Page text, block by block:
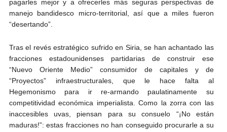
pagarles mejor y a ofrecerles más seguras perspectivas de
manejo bandidesco micro-territorial, así que a miles fueron
“desertando”.
Tras el revés estratégico sufrido en Siria, se han achantado las
fracciones estadounidenses partidarias de construir ese
“Nuevo Oriente Medio” consumidor de capitales y de
“Proyectos” infraestructurales, que le hace falta al
Hegemonismo para ir re-armando paulatinamente su
competitividad económica imperialista. Como la zorra con las
inaccesibles uvas, piensan para su consuelo “¡No están
maduras!”: estas fracciones no han conseguido procurarle a su